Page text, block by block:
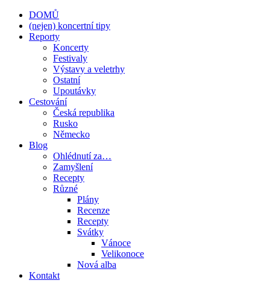
DOMŮ
(nejen) koncertní tipy
Reporty
Koncerty
Festivaly
Výstavy a veletrhy
Ostatní
Upoutávky
Cestování
Česká republika
Rusko
Německo
Blog
Ohlédnutí za…
Zamyšlení
Recepty
Různé
Plány
Recenze
Recepty
Svátky
Vánoce
Velikonoce
Nová alba
Kontakt